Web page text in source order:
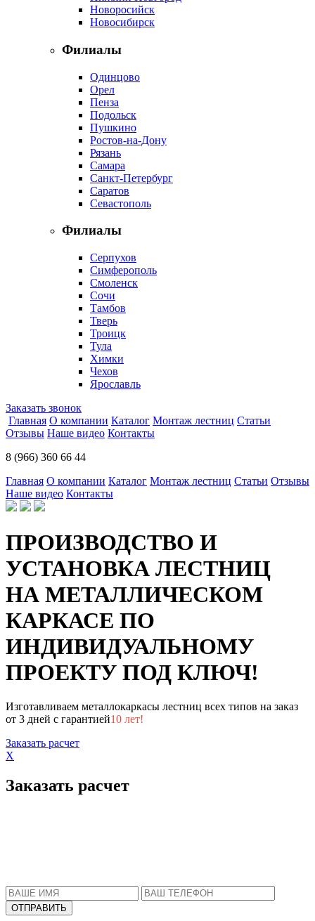
Новоросийск
Новосибирск
Филиалы
Одинцово
Орел
Пенза
Подольск
Пушкино
Ростов-на-Дону
Рязань
Самара
Санкт-Петербург
Саратов
Севастополь
Филиалы
Серпухов
Симферополь
Смоленск
Сочи
Тамбов
Тверь
Троицк
Тула
Химки
Чехов
Ярославль
Заказать звонок
Главная О компании Каталог Монтаж лестниц Статьи
Отзывы Наше видео Контакты
8 (966) 360 66 44
Главная О компании Каталог Монтаж лестниц Статьи Отзывы
Наше видео Контакты
ПРОИЗВОДСТВО И
УСТАНОВКА ЛЕСТНИЦ
НА МЕТАЛЛИЧЕСКОМ
КАРКАСЕ ПО
ИНДИВИДУАЛЬНОМУ
ПРОЕКТУ ПОД КЛЮЧ!
Изготавливаем металлокаркасы лестниц всех типов на заказ
от 3 дней с гарантией10 лет!
Заказать расчет
X
Заказать расчет